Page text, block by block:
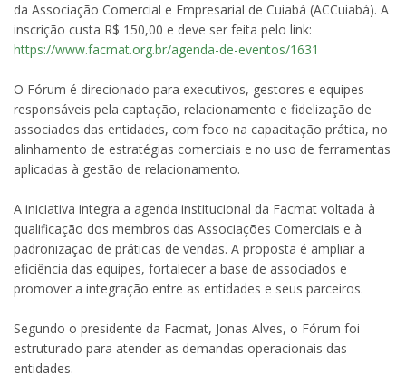
da Associação Comercial e Empresarial de Cuiabá (ACCuiabá). A
inscrição custa R$ 150,00 e deve ser feita pelo link:
https://www.facmat.org.br/agenda-de-eventos/1631
O Fórum é direcionado para executivos, gestores e equipes
responsáveis pela captação, relacionamento e fidelização de
associados das entidades, com foco na capacitação prática, no
alinhamento de estratégias comerciais e no uso de ferramentas
aplicadas à gestão de relacionamento.
A iniciativa integra a agenda institucional da Facmat voltada à
qualificação dos membros das Associações Comerciais e à
padronização de práticas de vendas. A proposta é ampliar a
eficiência das equipes, fortalecer a base de associados e
promover a integração entre as entidades e seus parceiros.
Segundo o presidente da Facmat, Jonas Alves, o Fórum foi
estruturado para atender as demandas operacionais das
entidades.